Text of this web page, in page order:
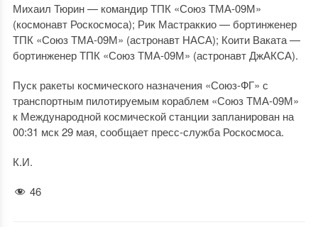
Михаил Тюрин — командир ТПК «Союз ТМА-09М»
(космонавт Роскосмоса); Рик Мастраккио — бортинженер
ТПК «Союз ТМА-09М» (астронавт НАСА); Коити Ваката —
бортинженер ТПК «Союз ТМА-09М» (астронавт ДжАКСА).
Пуск ракеты космического назначения «Союз-ФГ» с
транспортным пилотируемым кораблем «Союз ТМА-09М»
к Международной космической станции запланирован на
00:31 мск 29 мая, сообщает пресс-служба Роскосмоса.
К.И.
46